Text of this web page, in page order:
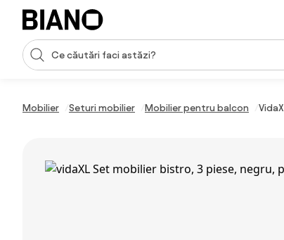
Sari peste navigare, accesează conținutul
Introducerea căutării
Mobilier Seturi mobilier Mobilier pentru balcon